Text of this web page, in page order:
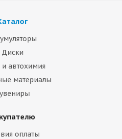
Диски
и автохимия
материалы
оплаты